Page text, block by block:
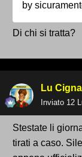
by
Di chi si tratta?
Lu
Inviato 12
Stestate li
tirati a caso.